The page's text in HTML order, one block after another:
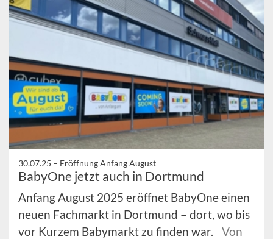
30.07.25 – Eröffnung Anfang August
BabyOne jetzt auch in Dortmund
Anfang August 2025 eröffnet BabyOne einen
neuen Fachmarkt in Dortmund – dort, wo bis
vor Kurzem Babymarkt zu finden war.
Von